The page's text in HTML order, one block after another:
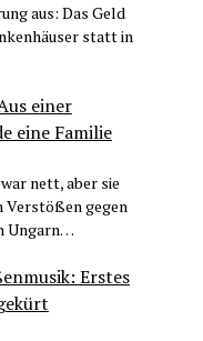
aus: Das Geld
statt in
einer
eine Familie
nett, aber sie
Verstößen gegen
Ungarn…
Erstes